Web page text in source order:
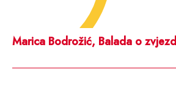
Marica Bodrožić, Balada o